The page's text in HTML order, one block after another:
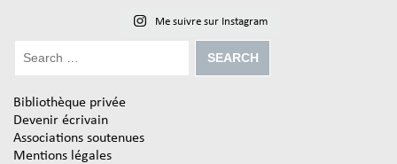
Me suivre sur Instagram
Bibliothèque privée
Devenir écrivain
Associations soutenues
Mentions légales